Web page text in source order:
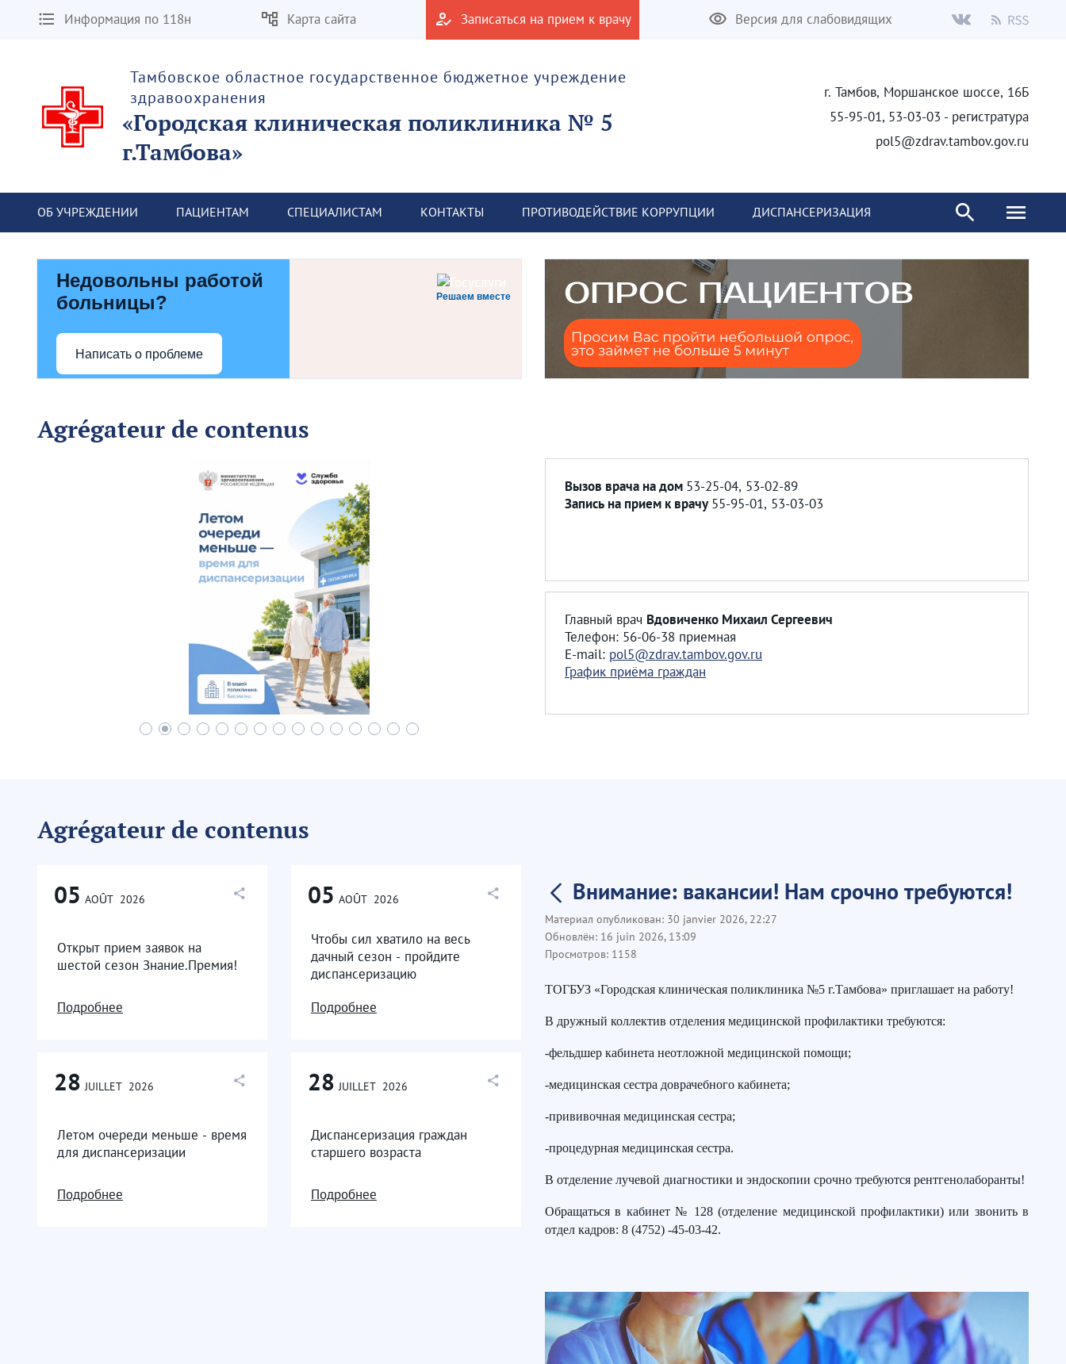
Информация по 118н Карта сайта Записаться на прием к врачу Версия для слабовидящих
Тамбовское областное государственное бюджетное учреждение
здравоохранения
«Городская клиническая поликлиника № 5
г.Тамбова»
г. Тамбов, Моршанское шоссе, 16Б
55-95-01, 53-03-03 - регистратура
pol5@zdrav.tambov.gov.ru
ОБ УЧРЕЖДЕНИИ ПАЦИЕНТАМ СПЕЦИАЛИСТАМ КОНТАКТЫ ПРОТИВОДЕЙСТВИЕ КОРРУПЦИИ ДИСПАНСЕРИЗАЦИЯ
Решаем вместе
Недовольны работой
больницы?
Написать о проблеме
Agrégateur de contenus
Вызов врача на дом 53-25-04, 53-02-89
Запись на прием к врачу55-95-01, 53-03-03
Главный врач Вдовиченко Михаил Сергеевич
Телефон: 56-06-38 приемная
E-mail: pol5@zdrav.tambov.gov.ru
График приёма граждан
Agrégateur de contenus
05 AOÛT 2026
Открыт прием заявок на
шестой сезон Знание.Премия!
Подробнее
05 AOÛT 2026
Чтобы сил хватило на весь
дачный сезон - пройдите
диспансеризацию
Подробнее
28 JUILLET 2026
Летом очереди меньше - время
для диспансеризации
Подробнее
28 JUILLET 2026
Диспансеризация граждан
старшего возраста
Подробнее
Внимание: вакансии! Нам срочно требуются!
Материал опубликован: 30 janvier 2026, 22:27
Обновлён: 16 juin 2026, 13:09
Просмотров: 1158
ТОГБУЗ «Городская клиническая поликлиника №5 г.Тамбова» приглашает на работу!
В дружный коллектив отделения медицинской профилактики требуются:
-фельдшер кабинета неотложной медицинской помощи;
-медицинская сестра доврачебного кабинета;
-прививочная медицинская сестра;
-процедурная медицинская сестра.
В отделение лучевой диагностики и эндоскопии срочно требуются рентгенолаборанты!
Обращаться в кабинет № 128 (отделение медицинской профилактики) или звонить в
отдел кадров: 8 (4752) -45-03-42.